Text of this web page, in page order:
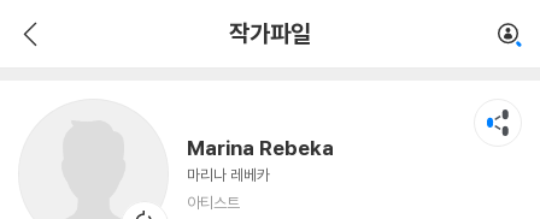
작가파일
Marina Rebeka
마리나 레베카
아티스트